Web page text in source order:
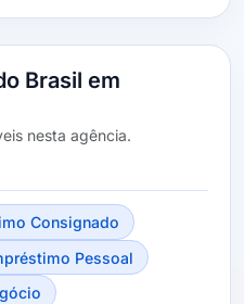
Brasil em
nesta agência.
Consignado
Pessoal